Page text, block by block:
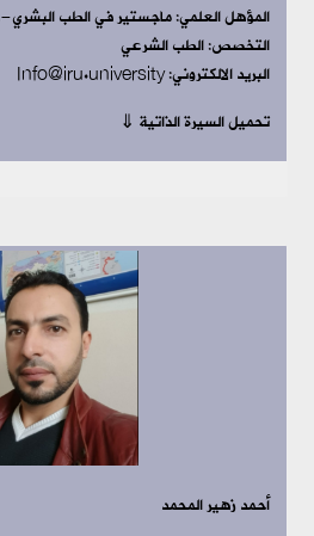
المؤهل العلمي:ماجستير في الطب
التخصص:الطب الشرعي
البريد الالكتروني: Info@iru.university
تحميل السيرة الذاتية ⇓
أحمد زهير المحمد